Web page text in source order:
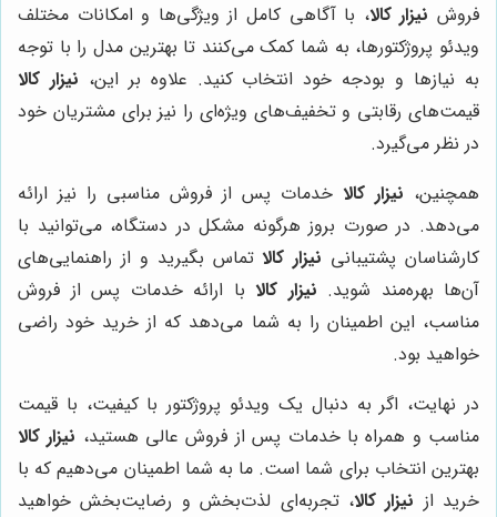
فروش نیزار کالا، با آگاهی کامل از ویژگی‌ها و امکانات مختلف
ویدئو پروژکتورها، به شما کمک می‌کنند تا بهترین مدل را با توجه
به نیازها و بودجه خود انتخاب کنید. علاوه بر این، نیزار کالا
قیمت‌های رقابتی و تخفیف‌های ویژه‌ای را نیز برای مشتریان خود
در نظر می‌گیرد.
همچنین، نیزار کالا خدمات پس از فروش مناسبی را نیز ارائه
می‌دهد. در صورت بروز هرگونه مشکل در دستگاه، می‌توانید با
کارشناسان پشتیبانی نیزار کالاتماس بگیرید و از راهنمایی‌های
آن‌ها بهره‌مند شوید. نیزار کالا با ارائه خدمات پس از فروش
مناسب، این اطمینان را به شما می‌دهد که از خرید خود راضی
خواهید بود.
در نهایت، اگر به دنبال یک ویدئو پروژکتور با کیفیت، با قیمت
مناسب و همراه با خدمات پس از فروش عالی هستید، نیزار کالا
بهترین انتخاب برای شما است. ما به شما اطمینان می‌دهیم که با
خرید از نیزار کالا، تجربه‌ای لذت‌بخش و رضایت‌بخش خواهید